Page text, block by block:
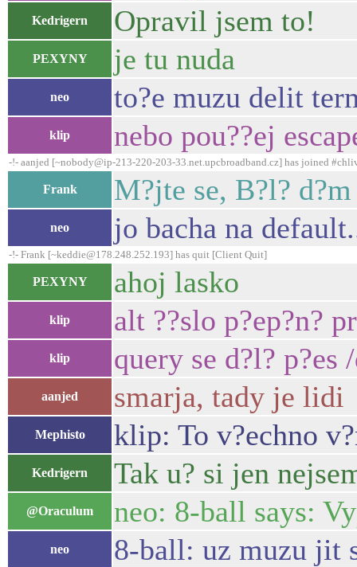
Kedrigern Opravil jsem to!
PEXYNY je tu nuda
neo to?e muzu delit
klip nebo pou??ej
-!- aanjed [~nobody@ip-213-220-203-33.net.upcbroadband.cz] has joined
Frank M?jte se, B?l? d?m
neo jo bacha na
-!- Frank [~keddie@178.248.252.193] has quit [Client Quit]
PEXYNY ahoj lasko
klip alt ??slo p?ep?n?
klip query se d?l?
aanjed smarja, tady je lidi
Mephisto klip: To v?echno
Kedrigern Tak u? si jen
@Oraculum neo: 8-ball says:
neo 8-ball: uz muzu jit